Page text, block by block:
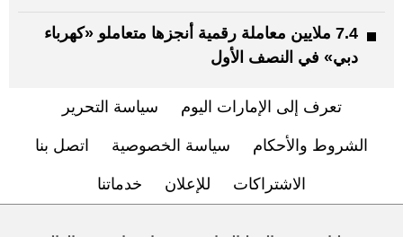
7.4 ملايين معاملة رقمية أنجزها متعاملو «كهرباء
دبي» في النصف الأول
تعرف إلى الإمارات اليوم سياسة التحرير
الشروط والأحكام سياسة الخصوصية اتصل بنا
الاشتراكات للإعلان خدماتنا